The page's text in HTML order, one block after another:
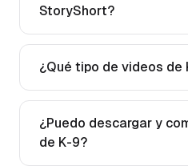
StoryShort?
¿Qué tipo de videos de
¿Puedo descargar y
de K-9?